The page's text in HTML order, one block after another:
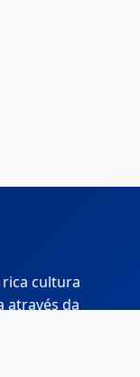
cultura
através da